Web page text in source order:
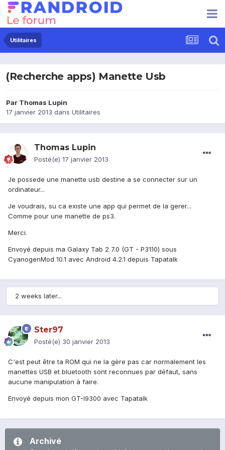
Utilitaires
(Recherche apps) Manette Usb
Par Thomas Lupin
17 janvier 2013 dans Utilitaires
Thomas Lupin
Posté(e) 17 janvier 2013
Je possede une manette usb destine a se connecter sur un
ordinateur...
Je voudrais, su ca existe une app qui permet de la gerer...
Comme pour une manette de ps3.
Merci.
Envoyé depuis ma Galaxy Tab 2 7.0 (GT - P3110) sous
CyanogenMod 10.1 avec Android 4.2.1 depuis Tapatalk
2 weeks later...
Ster97
Posté(e) 30 janvier 2013
C'est peut être ta ROM qui ne la gère pas car normalement les
manettes USB et bluetooth sont reconnues par défaut, sans
aucune manipulation à faire.
Envoyé depuis mon GT-I9300 avec Tapatalk
Archivé